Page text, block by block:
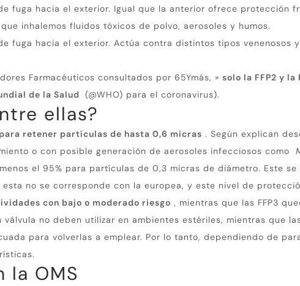
fuga hacia el exterior. Igual que la anterior ofrece protección
inhalemos fluidos tóxicos de polvo, aerosoles y humos.
fuga hacia el exterior. Actúa contra distintos tipos venenosos
Farmacéuticos consultados por 65Ymás, » solo la FFP2 y
de la Salud
(@WHO) para el coronavirus).
ellas?
para retener partículas de hasta 0,6 micras . Según explican
o con posible generación de aerosoles infecciosos como
el 95% para partículas de 0,3 micras de diámetro. Este
esta no se corresponde con la europea, y este nivel de
con bajo o moderado riesgo , mientras que las FFP3
válvula no deben utilizar en ambientes estériles, mientras que
para volverlas a emplear. Por lo tanto, dependiendo de
la OMS